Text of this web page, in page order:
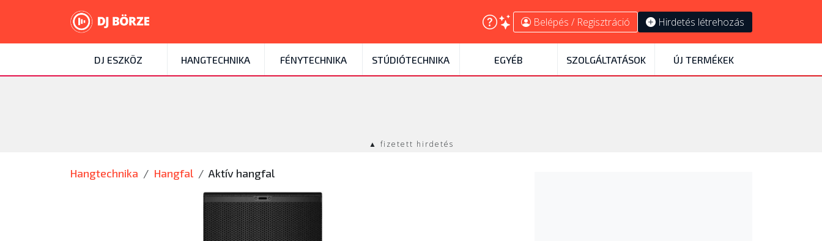
Belépés / Regisztráció Hirdetés létrehozás
DJ ESZKÖZ HANGTECHNIKA FÉNYTECHNIKA STÚDIÓTECHNIKA EGYÉB SZOLGÁLTATÁSOK ÚJ TERMÉKEK
▲ fizetett hirdetés
Hangtechnika Hangfal Aktív hangfal